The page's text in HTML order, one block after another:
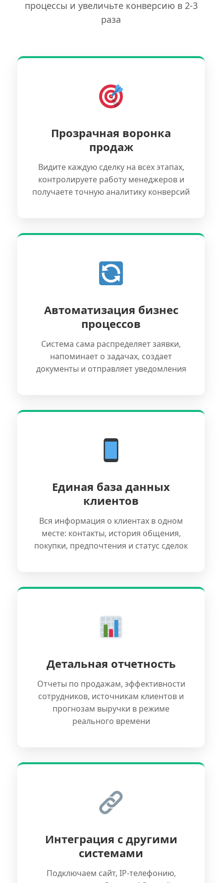
процессы и увеличьте конверсию в 2-3
раза
Прозрачная воронка
продаж
Видите каждую сделку на всех этапах,
контролируете работу менеджеров и
получаете точную аналитику конверсий
Автоматизация бизнес
процессов
Система сама распределяет заявки,
напоминает о задачах, создает
документы и отправляет уведомления
Единая база данных
клиентов
Вся информация о клиентах в одном
месте: контакты, история общения,
покупки, предпочтения и статус сделок
Детальная отчетность
Отчеты по продажам, эффективности
сотрудников, источникам клиентов и
прогнозам выручки в режиме
реального времени
Интеграция с другими
системами
Подключаем сайт, IP-телефонию,